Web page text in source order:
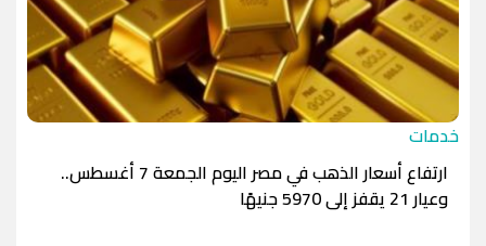
خدمات
ارتفاع أسعار الذهب في مصر اليوم الجمعة 7 أغسطس..
وعيار 21 يقفز إلى 5970 جنيهًا